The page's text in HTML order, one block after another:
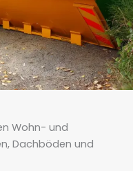
Wohn- und
Dachböden und